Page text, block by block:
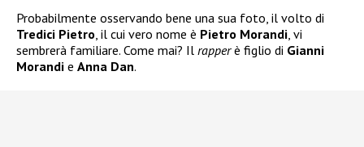
Probabilmente osservando bene una sua foto, il volto di
Tredici Pietro , il cui vero nome è Pietro Morandi , vi
sembrerà familiare. Come mai? Il rapperè figlio di Gianni
Morandi e Anna Dan.